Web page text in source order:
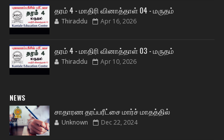
தரம் 4 - மாதிரி வினாத்தாள் 04 - மருதம்
Thiraddu Apr 16, 2026
தரம் 4 - மாதிரி வினாத்தாள் 03 - மருதம்
Thiraddu Apr 10, 2026
NEWS
சாதாரண தரப்பரீட்சை மார்ச் மாதத்தில்
Unknown Dec 22, 2024